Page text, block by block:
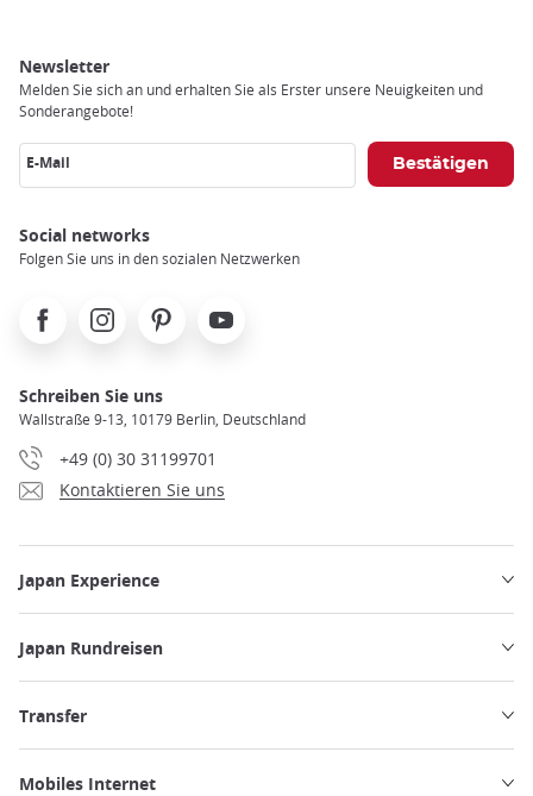
Newsletter
Melden Sie sich an und erhalten Sie als Erster unsere Neuigkeiten und
Sonderangebote!
E-Mail
Social networks
Folgen Sie uns in den sozialen Netzwerken
FacebookInstagramPinterest Youtube
Schreiben Sie uns
Wallstraße 9-13, 10179 Berlin, Deutschland
+49 (0) 30 31199701
Kontaktieren Sie uns
Japan Experience
Japan Rundreisen
Transfer
Mobiles Internet